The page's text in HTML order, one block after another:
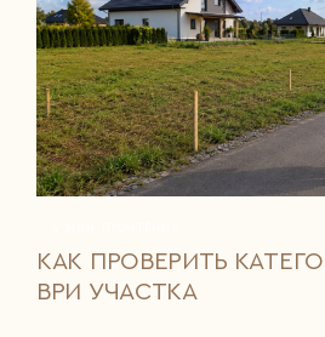
КАК ПРОВЕРИТЬ
ВРИ УЧАСТКА